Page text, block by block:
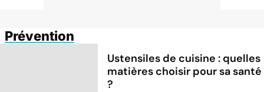
Prévention
Ustensiles de cuisine : quelles
matières choisir pour sa santé
?